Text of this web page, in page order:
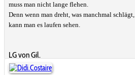
muss man nicht lange flehen.
Denn wenn man dreht, was manchmal schlägt,
kann man es laufen sehen.
LG von Gil.